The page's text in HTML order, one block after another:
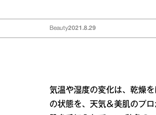
Beauty2021.8.29
気温や湿度の変化は、乾燥
の状態を、天気＆美肌のプ